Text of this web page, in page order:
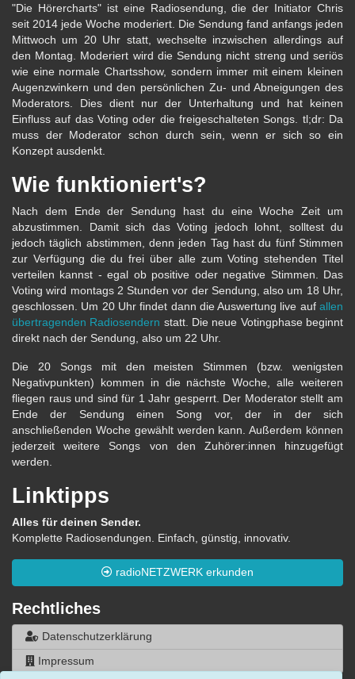
"Die Hörercharts" ist eine Radiosendung, die der Initiator Chris
seit 2014 jede Woche moderiert. Die Sendung fand anfangs jeden
Mittwoch um 20 Uhr statt, wechselte inzwischen allerdings auf
den Montag. Moderiert wird die Sendung nicht streng und seriös
wie eine normale Chartsshow, sondern immer mit einem kleinen
Augenzwinkern und den persönlichen Zu- und Abneigungen des
Moderators. Dies dient nur der Unterhaltung und hat keinen
Einfluss auf das Voting oder die freigeschalteten Songs. tl;dr: Da
muss der Moderator schon durch sein, wenn er sich so ein
Konzept ausdenkt.
Wie funktioniert's?
Nach dem Ende der Sendung hast du eine Woche Zeit um
abzustimmen. Damit sich das Voting jedoch lohnt, solltest du
jedoch täglich abstimmen, denn jeden Tag hast du fünf Stimmen
zur Verfügung die du frei über alle zum Voting stehenden Titel
verteilen kannst - egal ob positive oder negative Stimmen. Das
Voting wird montags 2 Stunden vor der Sendung, also um 18 Uhr,
geschlossen. Um 20 Uhr findet dann die Auswertung live auf allen
übertragenden Radiosendern statt. Die neue Votingphase beginnt
direkt nach der Sendung, also um 22 Uhr.
Die 20 Songs mit den meisten Stimmen (bzw. wenigsten
Negativpunkten) kommen in die nächste Woche, alle weiteren
fliegen raus und sind für 1 Jahr gesperrt. Der Moderator stellt am
Ende der Sendung einen Song vor, der in der sich
anschließenden Woche gewählt werden kann. Außerdem können
jederzeit weitere Songs von den Zuhörer:innen hinzugefügt
werden.
Linktipps
Alles für deinen Sender.
Komplette Radiosendungen. Einfach, günstig, innovativ.
radioNETZWERK erkunden
Rechtliches
Datenschutzerklärung
Impressum